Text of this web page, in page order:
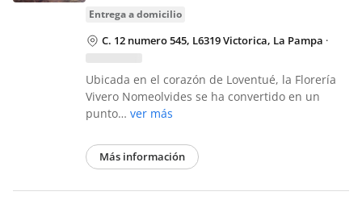
entrega a domicilio
C. 12 numero 545, L6319 Victorica, La Pampa ·
Ubicada en el corazón de Loventué, la Florería
Vivero Nomeolvides se ha convertido en un
punto… ver más
Más información